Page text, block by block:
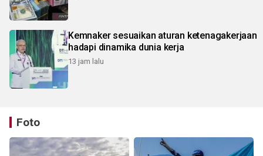
Kemnaker sesuaikan aturan ketenagakerjaan
hadapi dinamika dunia kerja
13 jam lalu
Foto